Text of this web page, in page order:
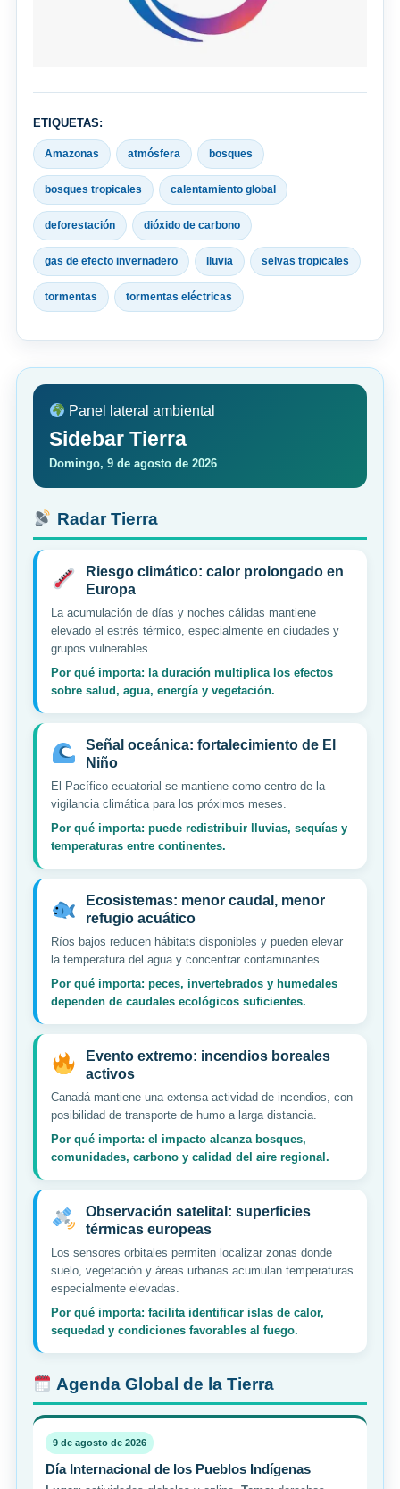
ETIQUETAS:
Amazonas atmósfera bosques
bosques tropicales calentamiento global
deforestación dióxido de carbono
gas de efecto invernadero lluvia selvas tropicales
tormentas tormentas eléctricas
Panel lateral ambiental
Sidebar Tierra
Domingo, 9 de agosto de 2026
Radar Tierra
Riesgo climático: calor prolongado en
Europa
La acumulación de días y noches cálidas mantiene
elevado el estrés térmico, especialmente en ciudades y
grupos vulnerables.
Por qué importa: la duración multiplica los efectos
sobre salud, agua, energía y vegetación.
Señal oceánica: fortalecimiento de El
Niño
El Pacífico ecuatorial se mantiene como centro de la
vigilancia climática para los próximos meses.
Por qué importa: puede redistribuir lluvias, sequías y
temperaturas entre continentes.
Ecosistemas: menor caudal, menor
refugio acuático
Ríos bajos reducen hábitats disponibles y pueden elevar
la temperatura del agua y concentrar contaminantes.
Por qué importa: peces, invertebrados y humedales
dependen de caudales ecológicos suficientes.
Evento extremo: incendios boreales
activos
Canadá mantiene una extensa actividad de incendios, con
posibilidad de transporte de humo a larga distancia.
Por qué importa: el impacto alcanza bosques,
comunidades, carbono y calidad del aire regional.
Observación satelital: superficies
térmicas europeas
Los sensores orbitales permiten localizar zonas donde
suelo, vegetación y áreas urbanas acumulan temperaturas
especialmente elevadas.
Por qué importa: facilita identificar islas de calor,
sequedad y condiciones favorables al fuego.
Agenda Global de la Tierra
9 de agosto de 2026
Día Internacional de los Pueblos Indígenas